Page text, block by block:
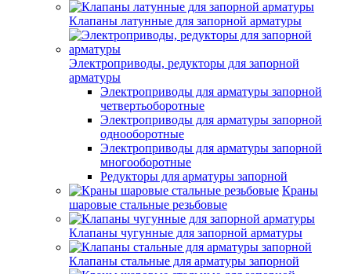
Клапаны латунные для запорной арматуры
Электроприводы, редукторы для запорной
арматуры
Электроприводы для арматуры запорной
четвертьоборотные
Электроприводы для арматуры запорной
однооборотные
Электроприводы для арматуры запорной
многооборотные
Редукторы для арматуры запорной
Краны
шаровые стальные резьбовые
Клапаны чугунные для запорной арматуры
Клапаны стальные для арматуры запорной